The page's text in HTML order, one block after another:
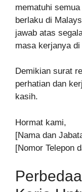
mematuhi
berlaku di
jawab atas
masa kerjanya
Demikian surat
perhatian dan
kasih.
Hormat kami,
[Nama dan
[Nomor Telepon